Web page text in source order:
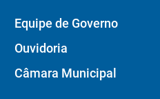
Equipe de Governo
Ouvidoria
Câmara Municipal